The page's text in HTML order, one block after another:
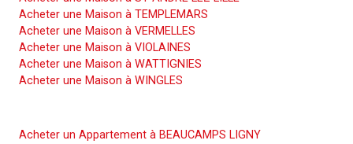
Acheter une Maison à TEMPLEMARS
Acheter une Maison à VERMELLES
Acheter une Maison à VIOLAINES
Acheter une Maison à WATTIGNIES
Acheter une Maison à WINGLES
Acheter un Appartement à BEAUCAMPS LIGNY